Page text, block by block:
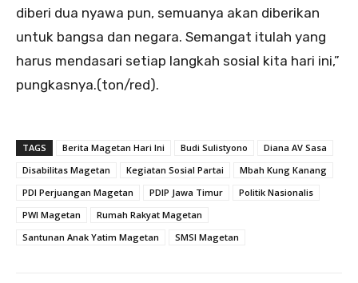
diberi dua nyawa pun, semuanya akan diberikan
untuk bangsa dan negara. Semangat itulah yang
harus mendasari setiap langkah sosial kita hari ini,”
pungkasnya.(ton/red).
TAGS Berita Magetan Hari Ini Budi Sulistyono
Diana AV Sasa
Disabilitas Magetan
Kegiatan Sosial Partai
Mbah Kung Kanang
PDI Perjuangan Magetan
PDIP Jawa Timur
Politik Nasionalis
PWI Magetan
Rumah Rakyat Magetan
Santunan Anak Yatim Magetan
SMSI Magetan